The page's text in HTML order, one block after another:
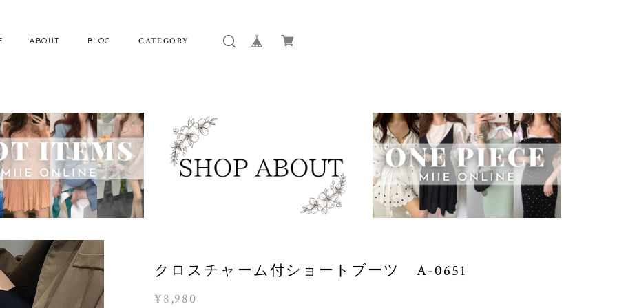
ABOUT BLOG CATEGORY
クロスチャーム付ショートブーツ A-0651
¥8,980